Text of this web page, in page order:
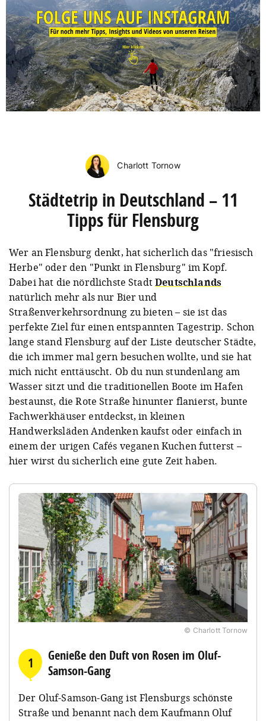
Charlott Tornow
Städtetrip in Deutschland – 11
Tipps für Flensburg
Wer an Flensburg denkt, hat sicherlich das "friesisch
Herbe" oder den "Punkt in Flensburg" im Kopf.
Dabei hat die nördlichste StadtDeutschlands
natürlich mehr als nur Bier und
Straßenverkehrsordnung zu bieten – sie ist das
perfekte Ziel für einen entspannten Tagestrip. Schon
lange stand Flensburg auf der Liste deutscher Städte,
die ich immer mal gern besuchen wollte, und sie hat
mich nicht enttäuscht. Ob du nun stundenlang am
Wasser sitzt und die traditionellen Boote im Hafen
bestaunst, die Rote Straße hinunter flanierst, bunte
Fachwerkhäuser entdeckst, in kleinen
Handwerksläden Andenken kaufst oder einfach in
einem der urigen Cafés veganen Kuchen futterst –
hier wirst du sicherlich eine gute Zeit haben.
© Charlott Tornow
1
Genieße den Duft von Rosen im Oluf-
Samson-Gang
Der Oluf-Samson-Gang ist Flensburgs schönste
Straße und benannt nach dem Kaufmann Oluf